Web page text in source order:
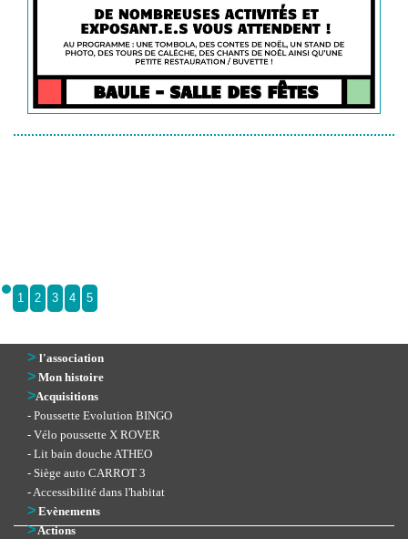
1 2 3 4 5
> l'association
> Mon histoire
>Acquisitions
- Poussette Evolution BINGO
- Vélo poussette X ROVER
- Lit bain douche ATHEO
- Siège auto CARROT 3
- Accessibilité dans l'habitat
> Evènements
>Actions